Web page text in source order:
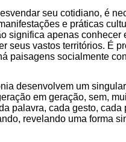
seu cotidiano, é
e práticas
significa apenas conhecer
seus vastos territórios. É
paisagens socialmente
desenvolvem um
em geração, sem,
palavra, cada gesto,
revelando uma forma